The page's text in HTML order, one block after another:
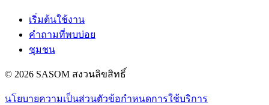
เริ่มต้นใช้งาน
คำถามที่พบบ่อย
ชุมชน
© 2026 SASOM สงวนลิขสิทธิ์
นโยบายความเป็นส่วนตัวข้อกำหนดการใช้บริการ